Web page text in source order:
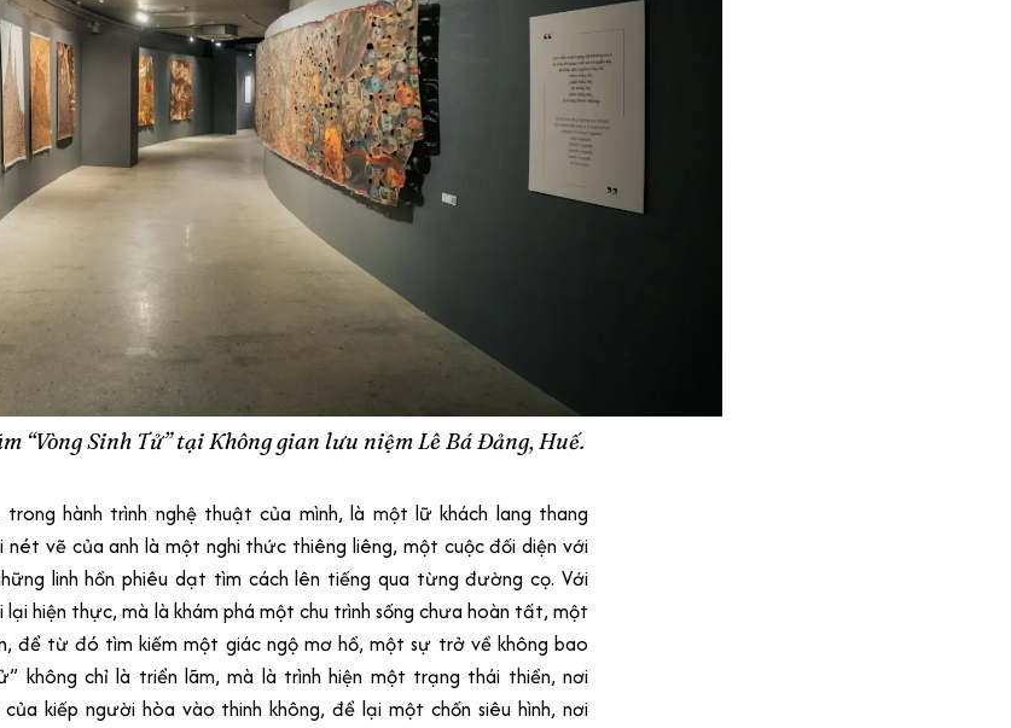
“Vòng Sinh Tử” tại Không gian lưu niệm Lê Bá Đảng, Huế.
trong hành trình nghệ thuật của mình, là một lữ khách lang thang
vẽ của anh là một nghi thức thiêng liêng, một cuộc đối diện với
linh hồn phiêu dạt tìm cách lên tiếng qua từng đường cọ. Với
lại hiện thực, mà là khám phá một chu trình sống chưa hoàn tất, một
để từ đó tìm kiếm một giác ngộ mơ hồ, một sự trở về không bao
không chỉ là triển lãm, mà là trình hiện một trạng thái thiền, nơi
kiếp người hòa vào thinh không, để lại một chốn siêu hình, nơi